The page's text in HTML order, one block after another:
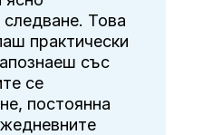
Това
практически
със
се
постоянна